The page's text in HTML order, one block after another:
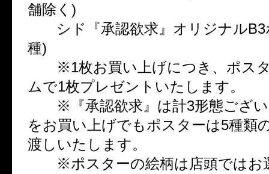
舗除く)
シド『承認欲求』オリジナルB3
種)
※1枚お買い上げにつき、ポス
ムで1枚プレゼントいたします。
※『承認欲求』は計3形態ござい
をお買い上げでもポスターは5種類
渡しいたします。
※ポスターの絵柄は店頭ではお